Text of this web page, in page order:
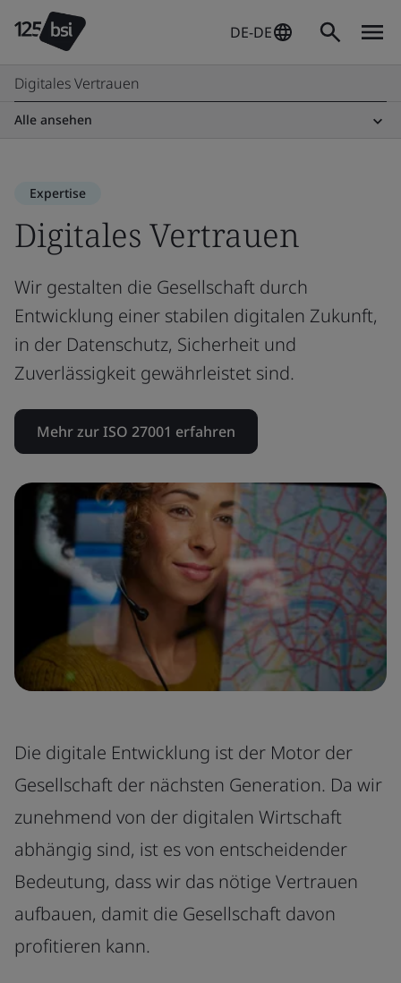
DE-DE
Digitales Vertrauen
Alle ansehen
Expertise
Digitales Vertrauen
Wir gestalten die Gesellschaft durch
Entwicklung einer stabilen digitalen Zukunft,
in der Datenschutz, Sicherheit und
Zuverlässigkeit gewährleistet sind.
Mehr zur ISO 27001 erfahren
Die digitale Entwicklung ist der Motor der
Gesellschaft der nächsten Generation. Da wir
zunehmend von der digitalen Wirtschaft
abhängig sind, ist es von entscheidender
Bedeutung, dass wir das nötige Vertrauen
aufbauen, damit die Gesellschaft davon
profitieren kann.